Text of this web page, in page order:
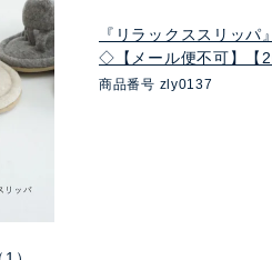
『リラックススリッパ』
◇【メール便不可】【
商品番号 zly0137